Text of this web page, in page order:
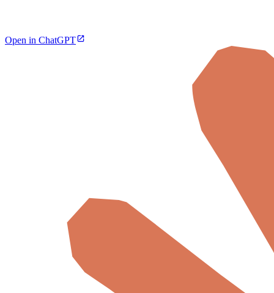
Open in ChatGPT